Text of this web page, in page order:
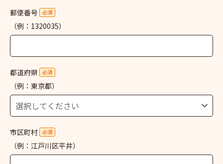
郵便番号 必須
（例：1320035）
都道府県 必須
（例：東京都）
市区町村 必須
（例：江戸川区平井）